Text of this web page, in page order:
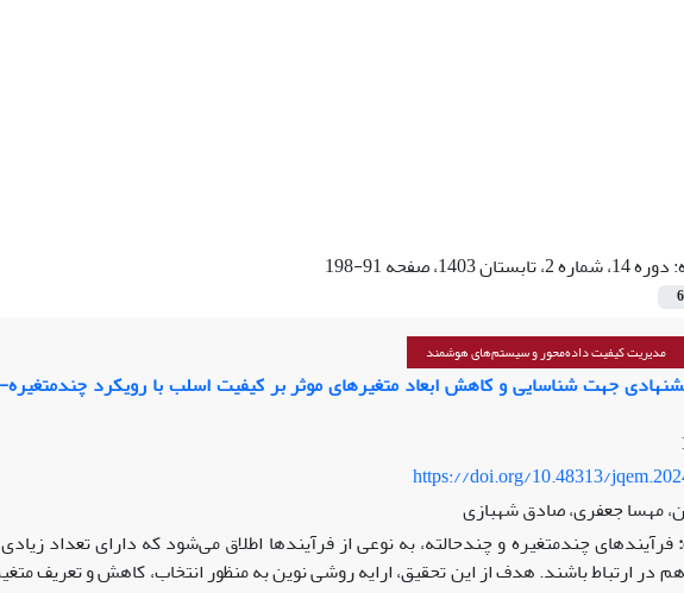
دوره 14، شماره 2، تابستان 1403، صفحه 91-198
6
مدیریت کیفیت داده‌محور و سیستم‌های هوشمند
جهت شناسایی و کاهش ابعاد متغیرهای موثر بر کیفیت اسلب با رویکرد
https://doi.org/10.48313/
مهسا جعفری، صادق شهبازی
فرآیندهای چندمتغیره و چندحالته، به نوعی از فرآیندها اطلاق می‌شود که دارای تعداد
در ارتباط باشند. هدف از این تحقیق، ارایه روشی نوین به منظور انتخاب، کاهش و تعریف